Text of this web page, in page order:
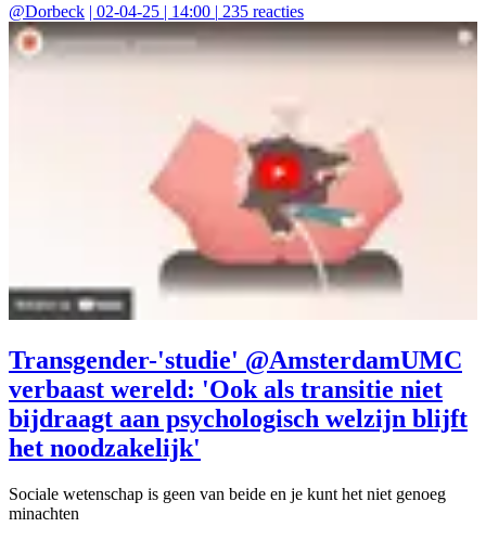
@Dorbeck | 02-04-25 | 14:00 | 235 reacties
Transgender-'studie' @AmsterdamUMC
verbaast wereld: 'Ook als transitie niet
bijdraagt aan psychologisch welzijn blijft
het noodzakelijk'
Sociale wetenschap is geen van beide en je kunt het niet genoeg
minachten